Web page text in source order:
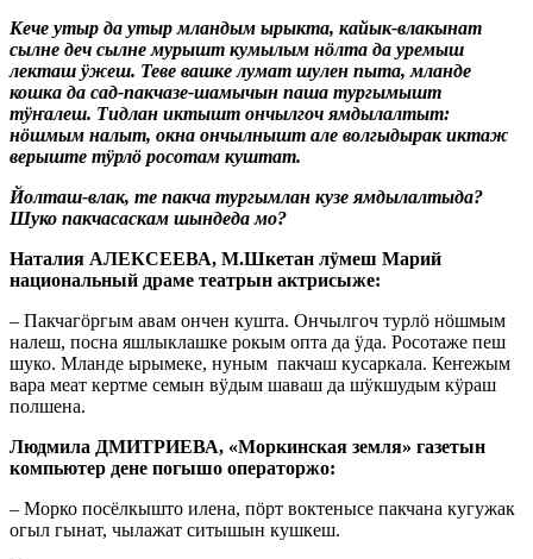
Кече утыр да утыр мландым ырыкта, кайык-влакынат
сылне деч сылне мурышт кумылым нӧлта да уремыш
лекташ ӱжеш. Теве вашке лумат шулен пыта, мланде
кошка да сад-пакчазе-шамычын паша тургымышт
тӱҥалеш. Тидлан иктышт ончылгоч ямдылалтыт:
нӧшмым налыт, окна ончылнышт але волгыдырак иктаж
верыште тӱрлӧ росотам куштат.
Йолташ-влак, те пакча тургымлан кузе ямдылалтыда?
Шуко пакчасаскам шындеда мо?
Наталия АЛЕКСЕЕВА, М.Шкетан лӱмеш Марий
национальный драме театрын актрисыже:
– Пакчагӧргым авам ончен кушта. Ончылгоч турлӧ нӧшмым
налеш, посна яшлыклашке рокым опта да ӱда. Росотаже пеш
шуко. Мланде ырымеке, нуным пакчаш кусаркала. Кеҥежым
вара меат кертме семын вӱдым шаваш да шӱкшудым кӱраш
полшена.
Людмила ДМИТРИЕВА, «Моркинская земля» газетын
компьютер дене погышо операторжо:
– Морко посёлкышто илена, пӧрт воктенысе пакчана кугужак
огыл гынат, чылажат ситышын кушкеш.